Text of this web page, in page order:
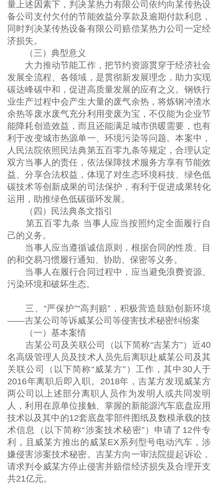
量上述因素下，判决某热力有限公司依约向某传热设
备公司支付欠付的节能效益分享款及逾期付款利息，
同时判决某传热设备有限公司赔偿某热力公司一定经
济损失。
（三）典型意义
大力推动节能工作，把节约资源贯穿于经济社会
发展全流程、各领域，是贯彻新发展理念，助力实现
碳达峰碳中和，促进高质量发展的应有之义。钢铁行
业生产过程中会产生大量的废气余热，将炼钢冲渣水
余热等废水废气充分利用变废为宝，不仅能为企业节
能降耗创造效益，而且还能满足城市供暖需要，也有
利于改变城市热源单一、环境污染等问题。本案中，
人民法院依照民法典第五百零九条等规定，合理认定
双方当事人的责任，依法保障技术服务方享有节能效
益、分享合法权益，体现了对生态环境科技、绿色低
碳技术等创新成果的司法保护，有利于促进成果转化
运用，助推绿色低碳循环发展。
（四）民法典条文指引
第五百零九条 当事人应当按照约定全面履行自
己的义务。
当事人应当遵循诚信原则，根据合同的性质、目
的和交易习惯履行通知、协助、保密等义务。
当事人在履行合同过程中，应当避免浪费资源、
污染环境和破坏生态。
三、“严保护”“高判赔”，积极营造鼓励创新环境
——吉某公司等诉威某公司等侵害技术秘密纠纷案
（一）基本案情
吉某公司及关联公司（以下简称“吉某方”）近40
名高级管理人员及技术人员先后离职赴威某公司及其
关联公司（以下简称“威某方”）工作，其中30人于
2016年离职后即入职。2018年，吉某方发现威某方
两公司以上述部分离职人员作为发明人或共同发明
人，利用在原单位接触、掌握的新能源汽车底盘应用
技术以及其中的12套底盘零部件图纸及数模承载的技
术信息（以下简称“涉案技术秘密”）申请了12件专
利，且威某方推出的威某EX系列型号电动汽车，涉
嫌侵害涉案技术秘密。吉某方向一审法院提起诉讼，
请求判令威某方停止侵害并赔偿经济损失及合理开支
共21亿元。